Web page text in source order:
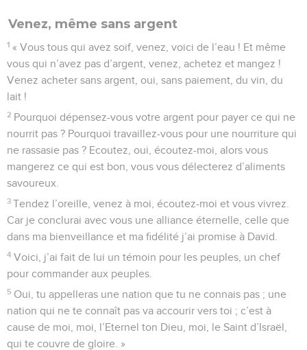
Venez, même sans argent
1 « Vous tous qui avez soif, venez, voici de l’eau ! Et même
vous qui n’avez pas d’argent, venez, achetez et mangez !
Venez acheter sans argent, oui, sans paiement, du vin, du
lait !
2 Pourquoi dépensez-vous votre argent pour payer ce qui ne
nourrit pas ? Pourquoi travaillez-vous pour une nourriture qui
ne rassasie pas ? Ecoutez, oui, écoutez-moi, alors vous
mangerez ce qui est bon, vous vous délecterez d’aliments
savoureux.
3 Tendez l’oreille, venez à moi, écoutez-moi et vous vivrez.
Car je conclurai avec vous une alliance éternelle, celle que
dans ma bienveillance et ma fidélité j’ai promise à David.
4 Voici, j’ai fait de lui un témoin pour les peuples, un chef
pour commander aux peuples.
5 Oui, tu appelleras une nation que tu ne connais pas ; une
nation qui ne te connaît pas va accourir vers toi ; c’est à
cause de moi, moi, l’Eternel ton Dieu, moi, le Saint d’Israël,
qui te couvre de gloire. »